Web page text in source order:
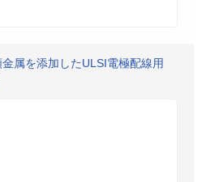
属を添加したULSI電極配線用